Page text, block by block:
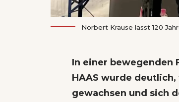
Norbert Krause lässt 120
In einer bewegenden
HAAS wurde
gewachsen und sich